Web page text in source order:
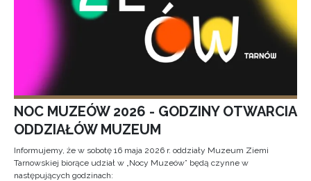
NOC MUZEÓW 2026 - GODZINY OTWARCIA
ODDZIAŁÓW MUZEUM
Informujemy, że w sobotę 16 maja 2026 r. oddziały Muzeum Ziemi
Tarnowskiej biorące udział w „Nocy Muzeów” będą czynne w
następujących godzinach: